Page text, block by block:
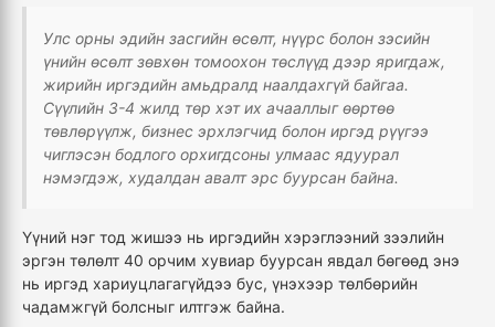
Улс орны эдийн засгийн өсөлт, нүүрс болон зэсийн
үнийн өсөлт зөвхөн томоохон төслүүд дээр яригдаж,
жирийн иргэдийн амьдралд наалдахгүй байгаа.
Сүүлийн 3-4 жилд төр хэт их ачааллыг өөртөө
төвлөрүүлж, бизнес эрхлэгчид болон иргэд рүүгээ
чиглэсэн бодлого орхигдсоны улмаас ядуурал
нэмэгдэж, худалдан авалт эрс буурсан байна.
Үүний нэг тод жишээ нь иргэдийн хэрэглээний зээлийн
эргэн төлөлт 40 орчим хувиар буурсан явдал бөгөөд энэ
нь иргэд хариуцлагагүйдээ бус, үнэхээр төлбөрийн
чадамжгүй болсныг илтгэж байна.